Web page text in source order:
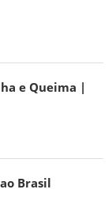
e Queima |
Brasil